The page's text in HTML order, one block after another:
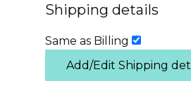
Shipping details
Same as Billing
Add/Edit Shipping